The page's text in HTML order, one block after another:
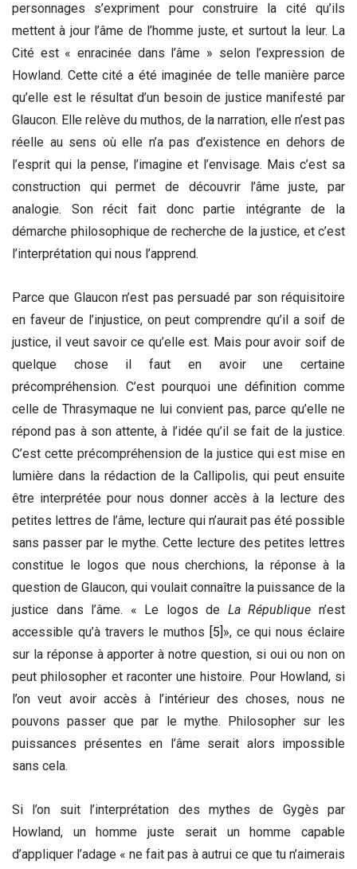
personnages s’expriment pour construire la cité qu’ils
mettent à jour l’âme de l’homme juste, et surtout la leur. La
Cité est « enracinée dans l’âme » selon l’expression de
Howland. Cette cité a été imaginée de telle manière parce
qu’elle est le résultat d’un besoin de justice manifesté par
Glaucon. Elle relève du muthos, de la narration, elle n’est pas
réelle au sens où elle n’a pas d’existence en dehors de
l’esprit qui la pense, l’imagine et l’envisage. Mais c’est sa
construction qui permet de découvrir l’âme juste, par
analogie. Son récit fait donc partie intégrante de la
démarche philosophique de recherche de la justice, et c’est
l’interprétation qui nous l’apprend.
Parce que Glaucon n’est pas persuadé par son réquisitoire
en faveur de l’injustice, on peut comprendre qu’il a soif de
justice, il veut savoir ce qu’elle est. Mais pour avoir soif de
quelque chose il faut en avoir une certaine
précompréhension. C’est pourquoi une définition comme
celle de Thrasymaque ne lui convient pas, parce qu’elle ne
répond pas à son attente, à l’idée qu’il se fait de la justice.
C’est cette précompréhension de la justice qui est mise en
lumière dans la rédaction de la Callipolis, qui peut ensuite
être interprétée pour nous donner accès à la lecture des
petites lettres de l’âme, lecture qui n’aurait pas été possible
sans passer par le mythe. Cette lecture des petites lettres
constitue le logos que nous cherchions, la réponse à la
question de Glaucon, qui voulait connaître la puissance de la
justice dans l’âme. « Le logos de La République n’est
accessible qu’à travers le muthos
[5] », ce qui nous éclaire
sur la réponse à apporter à notre question, si oui ou non on
peut philosopher et raconter une histoire. Pour Howland, si
l’on veut avoir accès à l’intérieur des choses, nous ne
pouvons passer que par le mythe. Philosopher sur les
puissances présentes en l’âme serait alors impossible
sans cela.
Si l’on suit l’interprétation des mythes de Gygès par
Howland, un homme juste serait un homme capable
d’appliquer l’adage « ne fait pas à autrui ce que tu n’aimerais